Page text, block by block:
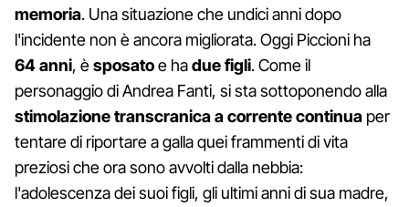
memoria. Una situazione che undici anni dopo
l'incidente non è ancora migliorata. Oggi Piccioni ha
64 anni, èsposatoe hadue figli. Come il
personaggio di Andrea Fanti, si sta sottoponendo alla
stimolazione transcranica a corrente continua per
tentare di riportare a galla quei frammenti di vita
preziosi che ora sono avvolti dalla nebbia:
l'adolescenza dei suoi figli, gli ultimi anni di sua madre,